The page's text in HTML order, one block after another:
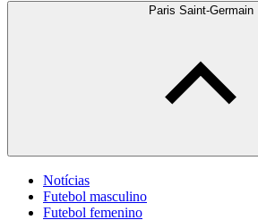
Paris Saint-Germain
Notícias
Futebol masculino
Futebol femenino